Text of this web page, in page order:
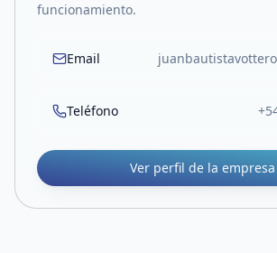
funcionamiento.
Email
Teléfono
Ver perfil de la empresa